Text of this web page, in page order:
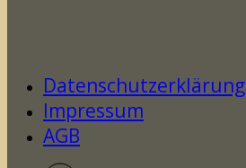
Datenschutzerklärung
Impressum
AGB